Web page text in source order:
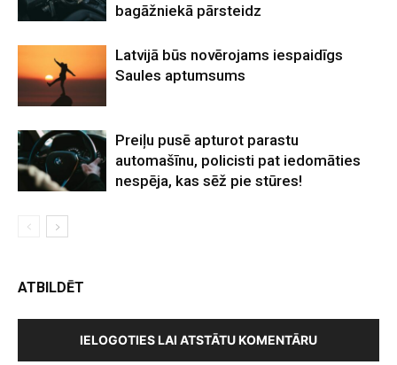
bagāžniekā pārsteidz
Latvijā būs novērojams iespaidīgs
Saules aptumsums
Preiļu pusē apturot parastu
automašīnu, policisti pat iedomāties
nespēja, kas sēž pie stūres!
ATBILDĒT
IELOGOTIES LAI ATSTĀTU KOMENTĀRU